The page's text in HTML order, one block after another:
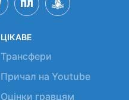
ЦІКАВЕ
Трансфери
Причал на Youtube
Оцінки гравцям